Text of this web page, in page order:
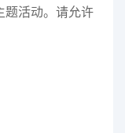
题活动。请允许